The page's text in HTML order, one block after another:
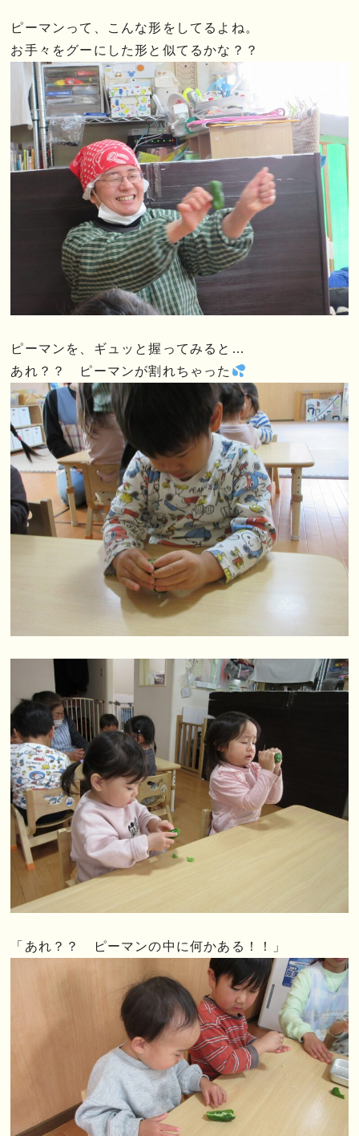
ピーマンって、こんな形をしてるよね。
お手々をグーにした形と似てるかな？？
ピーマンを、ギュッと握ってみると…
あれ？？ ピーマンが割れちゃった
「あれ？？ ピーマンの中に何かある！！」